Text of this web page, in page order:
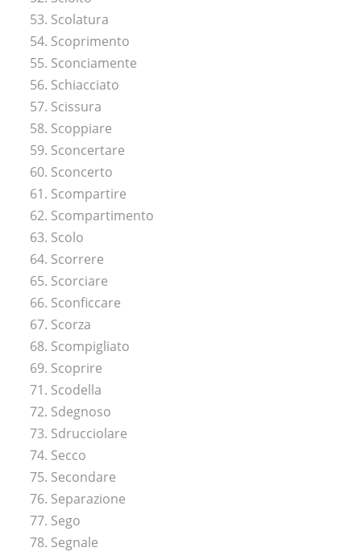
53. Scolatura
54. Scoprimento
55. Sconciamente
56. Schiacciato
57. Scissura
58. Scoppiare
59. Sconcertare
60. Sconcerto
61. Scompartire
62. Scompartimento
63. Scolo
64. Scorrere
65. Scorciare
66. Sconficcare
67. Scorza
68. Scompigliato
69. Scoprire
71. Scodella
72. Sdegnoso
73. Sdrucciolare
74. Secco
75. Secondare
76. Separazione
77. Sego
78. Segnale